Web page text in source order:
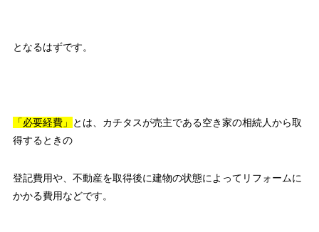
となるはずです。
「必要経費」
とは、カチタスが売主である空き家の相続人から取
得するときの
登記費用や、不動産を取得後に建物の状態によってリフォームに
かかる費用などです。